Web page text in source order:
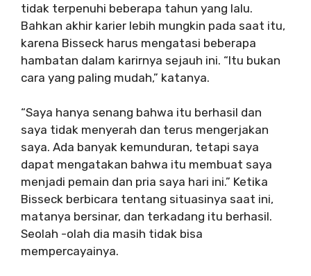
tidak terpenuhi beberapa tahun yang lalu.
Bahkan akhir karier lebih mungkin pada saat itu,
karena Bisseck harus mengatasi beberapa
hambatan dalam karirnya sejauh ini. “Itu bukan
cara yang paling mudah,” katanya.
“Saya hanya senang bahwa itu berhasil dan
saya tidak menyerah dan terus mengerjakan
saya. Ada banyak kemunduran, tetapi saya
dapat mengatakan bahwa itu membuat saya
menjadi pemain dan pria saya hari ini.” Ketika
Bisseck berbicara tentang situasinya saat ini,
matanya bersinar, dan terkadang itu berhasil.
Seolah -olah dia masih tidak bisa
mempercayainya.